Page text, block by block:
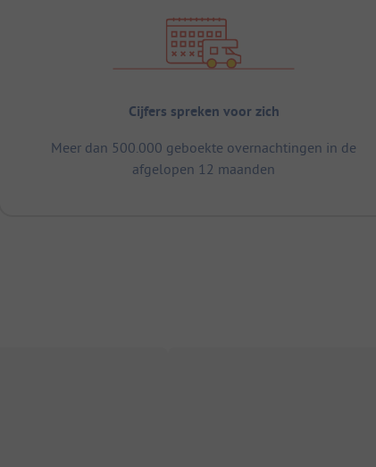
Cijfers spreken voor zich
Meer dan 500.000 geboekte overnachtingen in de
afgelopen 12 maanden